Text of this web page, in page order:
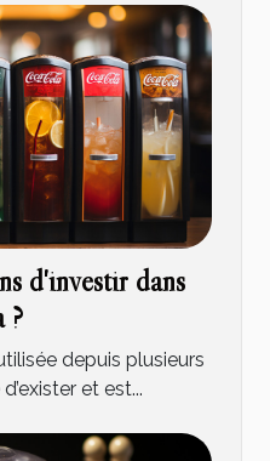
d'investir dans
?
depuis plusieurs
et est...